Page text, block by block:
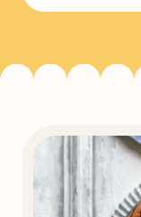
Где купить?
FAQ